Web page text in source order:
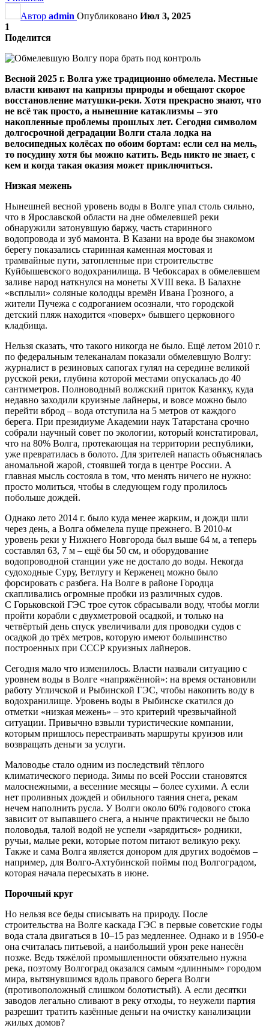
Автор admin Опубликовано Июл 3, 2025
1
Поделится
Весной 2025 г. Волга уже традиционно обмелела. Местные
власти кивают на капризы природы и обещают скорое
восстановление матушки-реки. Хотя прекрасно знают, что
не всё так просто, а нынешние катаклизмы – это
накопленные проблемы прошлых лет. Сегодня символом
долгосрочной деградации Волги стала лодка на
велосипедных колёсах по обоим бортам: если сел на мель,
то посудину хотя бы можно катить. Ведь никто не знает, с
кем и когда такая оказия может приключиться.
Низкая межень
Нынешней весной уровень воды в Волге упал столь сильно,
что в Ярославской области на дне обмелевшей реки
обнаружили затонувшую баржу, часть старинного
водопровода и зуб мамонта. В Казани на вроде бы знакомом
берегу показались старинная каменная мостовая и
трамвайные пути, затопленные при строительстве
Куйбышевского водохранилища. В Чебоксарах в обмелевшем
заливе народ наткнулся на монеты XVIII века. В Балахне
«всплыли» соляные колодцы времён Ивана Грозного, а
жители Пучежа с содроганием осознали, что городской
детский пляж находится «поверх» бывшего церковного
кладбища.
Нельзя сказать, что такого никогда не было. Ещё летом 2010 г.
по федеральным телеканалам показали обмелевшую Волгу:
журналист в резиновых сапогах гулял на середине великой
русской реки, глубина которой местами опускалась до 40
сантиметров. Полноводный волжский приток Казанку, куда
недавно заходили круизные лайнеры, и вовсе можно было
перейти вброд – вода отступила на 5 метров от каждого
берега. При президиуме Академии наук Татарстана срочно
собрали научный совет по экологии, который констатировал,
что на 80% Волга, протекающая на территории республики,
уже превратилась в болото. Для зрителей напасть объяснялась
аномальной жарой, стоявшей тогда в центре России. А
главная мысль состояла в том, что менять ничего не нужно:
просто молиться, чтобы в следующем году пролилось
побольше дождей.
Однако лето 2014 г. было куда менее жарким, и дожди шли
через день, а Волга обмелела пуще прежнего. В 2010-м
уровень реки у Нижнего Новгорода был выше 64 м, а теперь
составлял 63, 7 м – ещё бы 50 см, и оборудование
водопроводной станции уже не достало до воды. Некогда
судоходные Суру, Ветлугу и Керженец можно было
форсировать с разбега. На Волге в районе Городца
скапливались огромные пробки из различных судов.
С Горьковской ГЭС трое суток сбрасывали воду, чтобы могли
пройти корабли с двухметровой осадкой, и только на
четвёртый день спуск увеличивали для проводки судов с
осадкой до трёх метров, которую имеют большинство
построенных при СССР круизных лайнеров.
Сегодня мало что изменилось. Власти назвали ситуацию с
уровнем воды в Волге «напряжённой»: на время остановили
работу Угличской и Рыбинской ГЭС, чтобы накопить воду в
водохранилище. Уровень воды в Рыбинске скатился до
отметки «низкая межень» – это критерий чрезвычайной
ситуации. Привычно взвыли туристические компании,
которым пришлось перестраивать маршруты круизов или
возвращать деньги за услуги.
Маловодье стало одним из последствий тёплого
климатического периода. Зимы по всей России становятся
малоснежными, а весенние месяцы – более сухими. А если
нет проливных дождей и обильного таяния снега, рекам
нечем наполнить русла. У Волги около 60% годового стока
зависит от выпавшего снега, а нынче практически не было
половодья, талой водой не успели «зарядиться» родники,
ручьи, малые реки, которые потом питают великую реку.
Также и сама Волга является донором для других водоёмов –
например, для Волго-Ахтубинской поймы под Волгоградом,
которая начала пересыхать в июне.
Порочный круг
Но нельзя все беды списывать на природу. После
строительства на Волге каскада ГЭС в первые советские годы
вода стала двигаться в 10–15 раз медленнее. Однако и в 1950-е
она считалась питьевой, а наибольший урон реке нанесён
позже. Ведь тяжёлой промышленности обязательно нужна
река, поэтому Волгоград оказался самым «длинным» городом
мира, вытянувшимся вдоль правого берега Волги
(противоположный слишком болотистый). А если десятки
заводов легально сливают в реку отходы, то неужели партия
разрешит тратить казённые деньги на очистку канализации
жилых домов?